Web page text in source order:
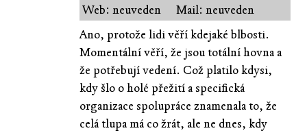
Web: neuveden
Mail: neuveden
Ano, protože lidi věří kdejaké blbosti.
Momentální věří, že jsou totální hovna a
že potřebují vedení. Což platilo kdysi,
kdy šlo o holé přežití a specifická
organizace spolupráce znamenala to, že
celá tlupa má co žrát, ale ne dnes, kdy